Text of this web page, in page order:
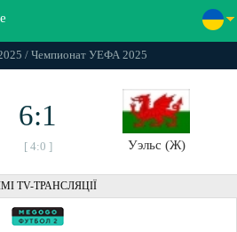
/ Чемпионат УЕФА 2025
6:1
[ 4:0 ] Уэльс (Ж)
TV-ТРАНСЛЯЦІЇ